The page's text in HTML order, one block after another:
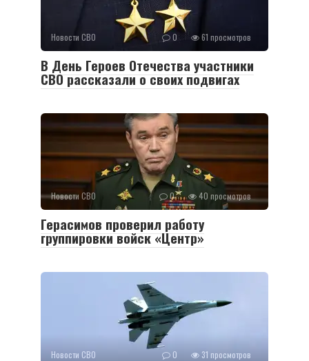
Новости СВО 0 61 просмотров
В День Героев Отечества участники
СВО рассказали о своих подвигах
Новости СВО 0 40 просмотров
Герасимов проверил работу
группировки войск «Центр»
Новости СВО 0 31 просмотров